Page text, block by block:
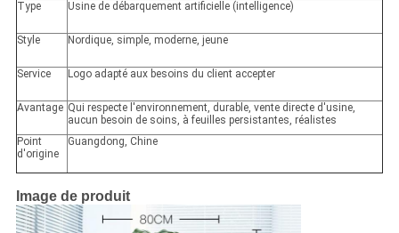
Type
Usine de débarquement artificielle (intelligence)
Style Nordique, simple, moderne, jeune
Service Logo adapté aux besoins du client accepter
Avantage Qui respecte l'environnement, durable, vente directe d'usine,
aucun besoin de soins, à feuilles persistantes, réalistes
Point
d'origine
Guangdong, Chine
Image de produit